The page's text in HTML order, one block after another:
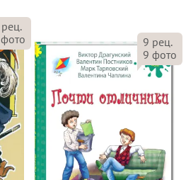
рец.
фото 9 рец.
9 фото